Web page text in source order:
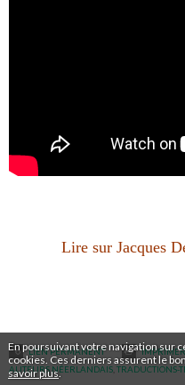
En poursuivant votre navigation sur
cookies. Ces derniers assurent le
savoir plus.
Lire sur Jacques
LIEN PERMANENT IMPRIMER
AUTEURS NÉERLANDAIS ,TRADUCTIONS-